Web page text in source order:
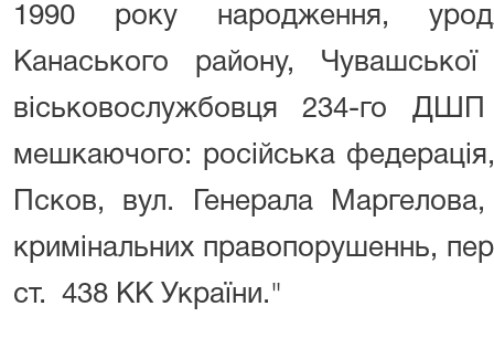
1990 року народження,
Канаського району,
віськовослужбовця 234-
мешкаючого: російська
Псков, вул. Генерала
кримінальних правопорушеннь,
ст. 438 КК України."